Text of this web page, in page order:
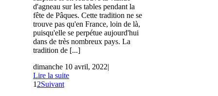
d'agneau sur les tables pendant la
fête de Pâques. Cette tradition ne se
trouve pas qu'en France, loin de là,
puisqu'elle se perpétue aujourd'hui
dans de très nombreux pays. La
tradition de [...]
dimanche 10 avril, 2022|
Lire la suite
1 2Suivant